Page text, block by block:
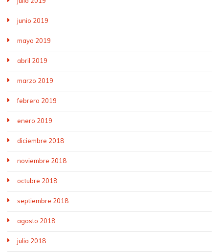
junio 2019
mayo 2019
abril 2019
marzo 2019
febrero 2019
enero 2019
diciembre 2018
noviembre 2018
octubre 2018
septiembre 2018
agosto 2018
julio 2018